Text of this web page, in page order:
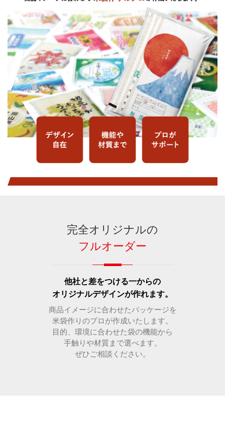
完全オリジナルの
フルオーダー
他社と差をつける一からの
オリジナルデザインが作れます。
商品イメージに合わせたパッケージを
米袋作りのプロが作成いたします。
目的、環境に合わせた袋の機能から
手触りや材質まで選べます。
ぜひご相談ください。